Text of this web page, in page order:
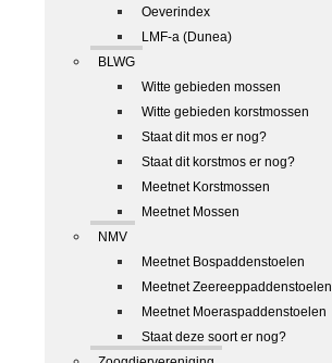
Oeverindex
LMF-a (Dunea)
BLWG
Witte gebieden mossen
Witte gebieden korstmossen
Staat dit mos er nog?
Staat dit korstmos er nog?
Meetnet Korstmossen
Meetnet Mossen
NMV
Meetnet Bospaddenstoelen
Meetnet Zeereeppaddenstoelen
Meetnet Moeraspaddenstoelen
Staat deze soort er nog?